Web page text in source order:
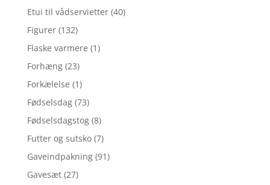
Etui til vådservietter (40)
Figurer (132)
Flaske varmere (1)
Forhæng (23)
Forkælelse (1)
Fødselsdag (73)
Fødselsdagstog (8)
Futter og sutsko (7)
Gaveindpakning (91)
Gavesæt (27)